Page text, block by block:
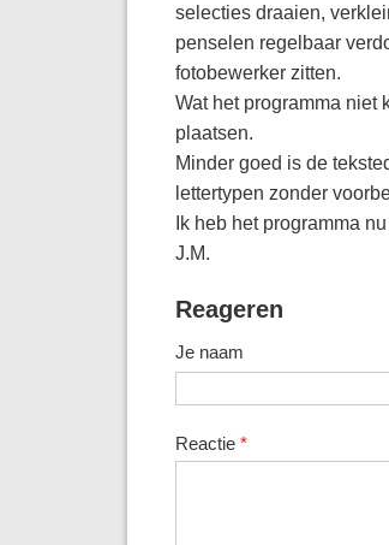
selecties draaien,
penselen regelbaar
fotobewerker zitten.
Wat het programma niet
plaatsen.
Minder goed is de
lettertypen zonder
Ik heb het programma
J.M.
Reageren
Je naam
Reactie *